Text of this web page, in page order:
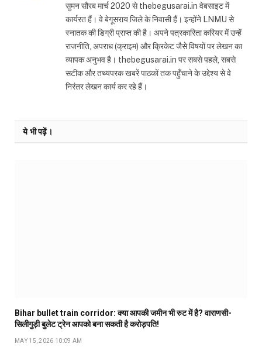
सुमन सौरब मार्च 2020 से thebegusarai.in वेबसाइट में
कार्यरत हैं। वे बेगूसराय जिले के निवासी हैं। इन्होंने LNMU से
स्नातक की डिग्री प्राप्त की है। अपने पत्रकारिता करियर में उन्हें
राजनीति, अपराध (क्राइम) और क्रिकेट जैसे विषयों पर लेखन का
व्यापक अनुभव है। thebegusarai.in पर सबसे पहले, सबसे
सटीक और तथ्यपरक खबरें पाठकों तक पहुँचाने के उद्देश्य से वे
निरंतर लेखन कार्य कर रहे हैं।
ये भी पढ़ें।
Bihar bullet train corridor: क्या आपकी जमीन भी रुट में है? वाराणसी-
सिलीगुड़ी बुलेट ट्रेन आपको बना सकती है करोड़पति!
MAY 15, 2026 10:09 AM